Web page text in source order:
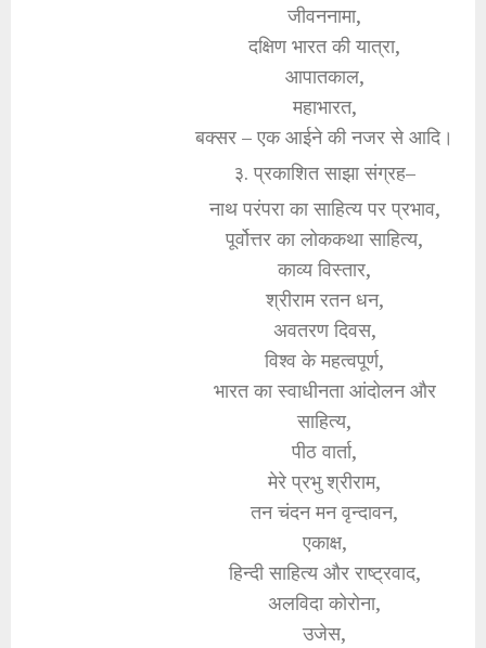
जीवननामा,
दक्षिण भारत की यात्रा,
आपातकाल,
महाभारत,
बक्सर – एक आईने की नजर से आदि।
३. प्रकाशित साझा संग्रह–
नाथ परंपरा का साहित्य पर प्रभाव,
पूर्वोत्तर का लोककथा साहित्य,
काव्य विस्तार,
श्रीराम रतन धन,
अवतरण दिवस,
विश्व के महत्वपूर्ण,
भारत का स्वाधीनता आंदोलन और
साहित्य,
पीठ वार्ता,
मेरे प्रभु श्रीराम,
तन चंदन मन वृन्दावन,
एकाक्ष,
हिन्दी साहित्य और राष्ट्रवाद,
अलविदा कोरोना,
उजेस,